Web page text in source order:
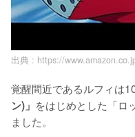
出典 : https://
覚醒間近であるルフィは
ン)」 をはじめとした「ロ
ました。